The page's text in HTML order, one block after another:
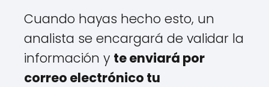
Cuando hayas hecho esto, un
analista se encargará de validar la
información y te enviará por
correo electrónico tu